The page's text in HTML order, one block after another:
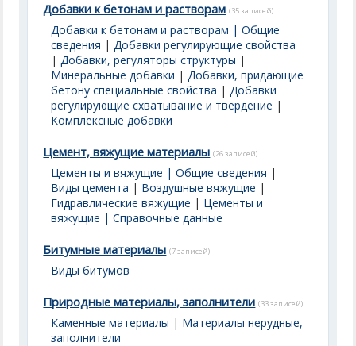
Добавки к бетонам и растворам (35 записей)
Добавки к бетонам и растворам | Общие
сведения |Добавки регулирующие свойства
|Добавки, регуляторы структуры |
Минеральные добавки |Добавки, придающие
бетону специальные свойства |Добавки
регулирующие схватывание и твердение |
Комплексные добавки
Цемент, вяжущие материалы (26 записей)
Цементы и вяжущие | Общие сведения |
Виды цемента | Воздушные вяжущие |
Гидравлические вяжущие | Цементы и
вяжущие | Справочные данные
Битумные материалы (7 записей)
Виды битумов
Природные материалы, заполнители (33 записей)
Каменные материалы | Материалы нерудные,
заполнители